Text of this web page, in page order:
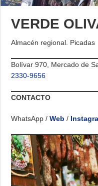
VERDE
Almacén regional. Picadas
Bolívar 970, Mercado de
2330-9656
CONTACTO
WhatsApp /Web /